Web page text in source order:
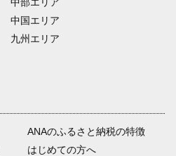
中国エリア
九州エリア
ANAのふるさと納税の特徴
はじめての方へ